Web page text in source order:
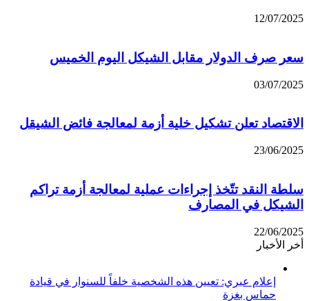
12/07/2025
سعر صرف الدولار مقابل الشيكل اليوم الخميس
03/07/2025
الاقتصاد تعلن تشكيل خلية أزمة لمعالجة فائض الشيقل
23/06/2025
سلطة النقد تتّخذ إجراءات عملية لمعالجة أزمة تراكم
الشيكل في المصارف
22/06/2025
أخر الأخبار
إعلام عبري: تعيين هذه الشخصية خلفاً للسنوار في قيادة
حماس بغزة